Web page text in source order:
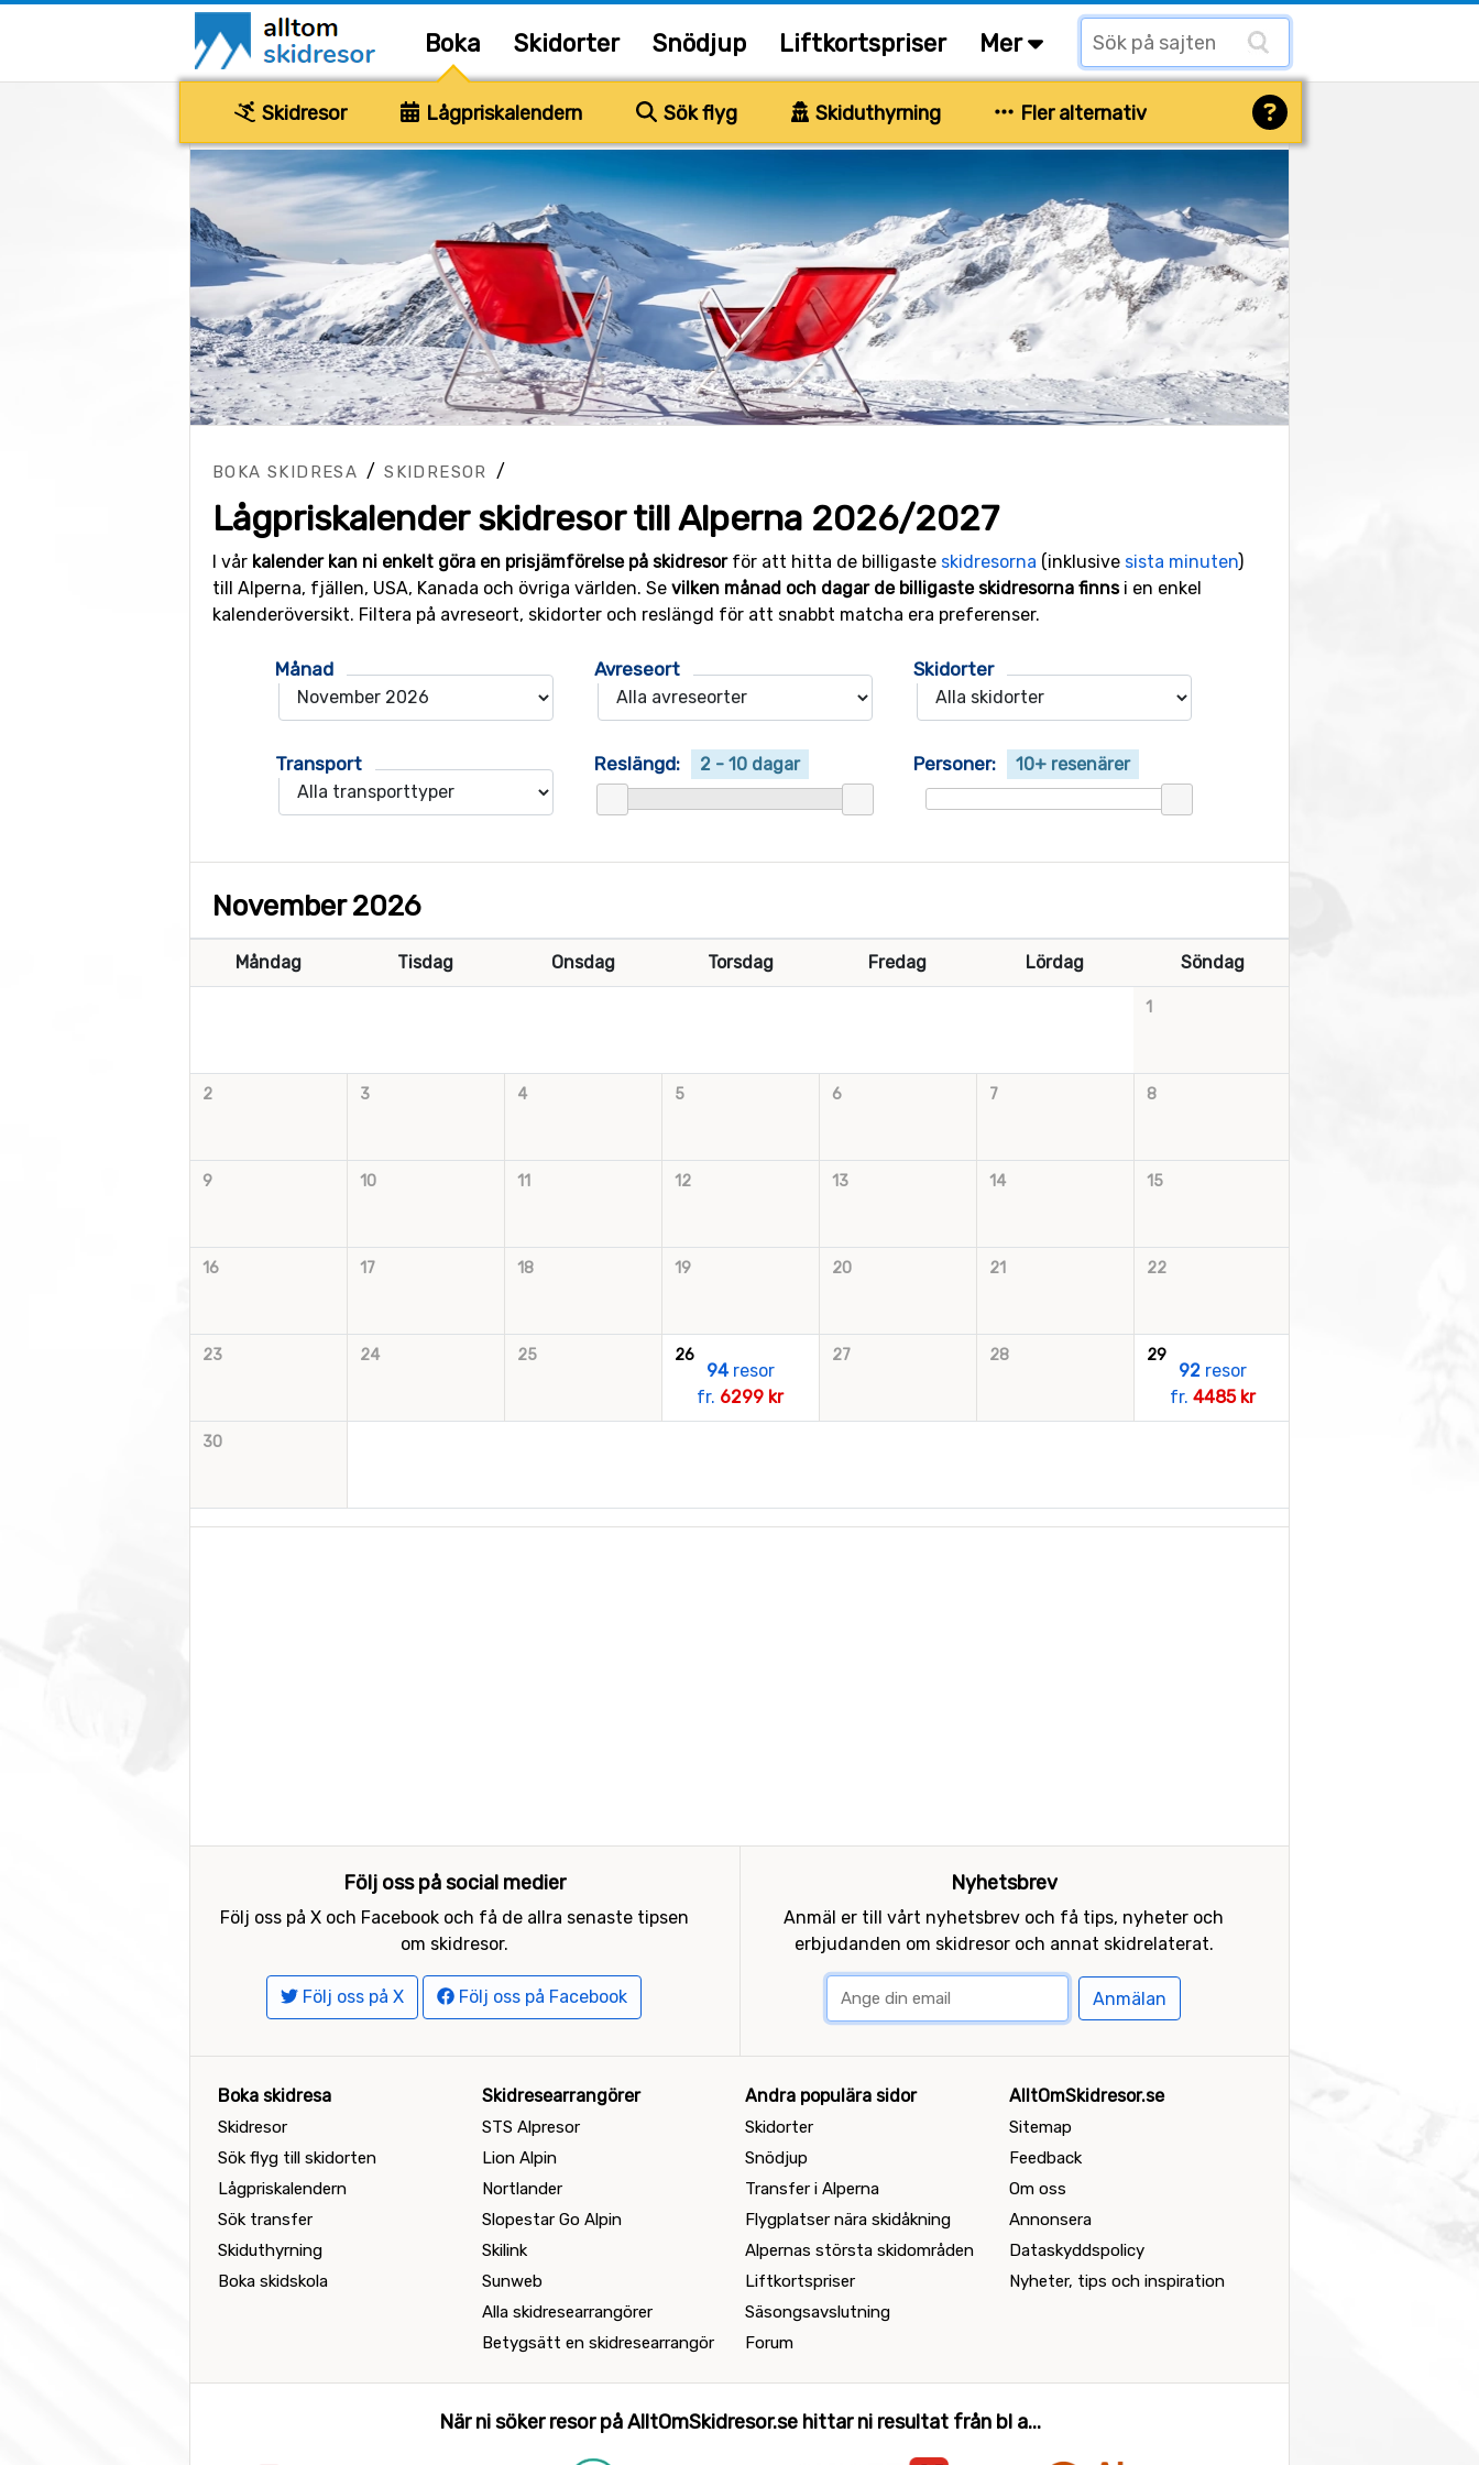
Boka Skidorter Snödjup Liftkortspriser Mer
Skidresor Lågpriskalendern Sök flyg Skiduthyrning Fler alternativ
BOKA SKIDRESA /SKIDRESOR /
Lågpriskalender skidresor till Alperna 2026/2027
I vår kalender kan ni enkelt göra en prisjämförelse på skidresorför att hitta de billigaste skidresorna (inklusive sista minuten)
till Alperna, fjällen, USA, Kanada och övriga världen. Se vilken månad och dagar de billigaste skidresorna finnsi en enkel
kalenderöversikt. Filtera på avreseort, skidorter och reslängd för att snabbt matcha era preferenser.
Månad Avreseort Skidorter
Transport Reslängd: 2 - 10 dagar Personer: 10+ resenärer
November 2026
Måndag Tisdag Onsdag Torsdag Fredag Lördag Söndag
1
2 3 4 5 6 7 8
9 10 11 12 13 14 15
16 17 18 19 20 21 22
23 24 25 26
94resor
fr. 6299 kr
27 28 29
92resor
fr. 4485 kr
30
Följ oss på social medier
Följ oss på X och Facebook och få de allra senaste tipsen
om skidresor.
Följ oss på X Följ oss på Facebook
Nyhetsbrev
Anmäl er till vårt nyhetsbrev och få tips, nyheter och
erbjudanden om skidresor och annat skidrelaterat.
Anmälan
Boka skidresa
Skidresor
Sök flyg till skidorten
Lågpriskalendern
Sök transfer
Skiduthyrning
Boka skidskola
Skidresearrangörer
STS Alpresor
Lion Alpin
Nortlander
Slopestar Go Alpin
Skilink
Sunweb
Alla skidresearrangörer
Betygsätt en skidresearrangör
Andra populära sidor
Skidorter
Snödjup
Transfer i Alperna
Flygplatser nära skidåkning
Alpernas största skidområden
Liftkortspriser
Säsongsavslutning
Forum
AlltOmSkidresor.se
Sitemap
Feedback
Om oss
Annonsera
Dataskyddspolicy
Nyheter, tips och inspiration
När ni söker resor på AlltOmSkidresor.se hittar ni resultat från bl a...